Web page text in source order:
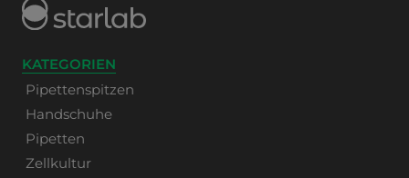
KATEGORIEN
Pipettenspitzen
Handschuhe
Pipetten
Zellkultur